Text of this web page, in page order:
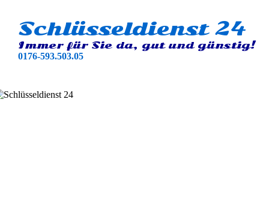
Schlüsseldienst 24
Immer für Sie da, gut und günstig!
0176-593.503.05